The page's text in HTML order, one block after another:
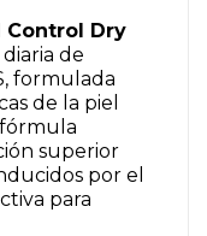
Control Dry
de
formulada
de la piel
superior
por el
para